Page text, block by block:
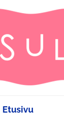
Etusivu